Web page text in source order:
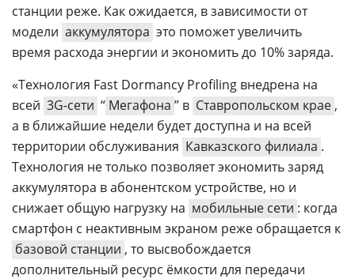
станции реже. Как ожидается, в зависимости от
модели аккумулятора это поможет увеличить
время расхода энергии и экономить до 10% заряда.
«Технология Fast Dormancy Profiling внедрена на
всей 3G-сети “ Мегафона ” в Ставропольском крае ,
а в ближайшие недели будет доступна и на всей
территории обслуживания Кавказского филиала .
Технология не только позволяет экономить заряд
аккумулятора в абонентском устройстве, но и
снижает общую нагрузку на мобильные сети : когда
смартфон с неактивным экраном реже обращается к
базовой станции , то высвобождается
дополнительный ресурс ёмкости для передачи